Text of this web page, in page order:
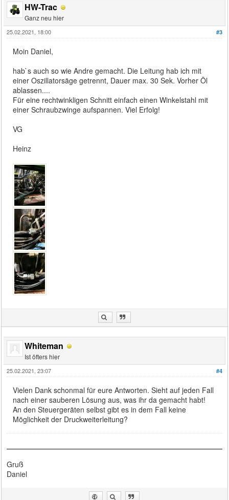
HW-Trac
Ganz neu hier
#3
25.02.2021, 18:00
Moin Daniel,
hab`s auch so wie Andre gemacht. Die Leitung hab ich mit
einer Oszillatorsäge getrennt, Dauer max. 30 Sek. Vorher Öl
ablassen....
Für eine rechtwinkligen Schnitt einfach einen Winkelstahl mit
einer Schraubzwinge aufspannen. Viel Erfolg!
VG
Heinz
Whiteman
Ist öfters hier
#4
25.02.2021, 23:07
Vielen Dank schonmal für eure Antworten. Sieht auf jeden Fall
nach einer sauberen Lösung aus, was ihr da gemacht habt!
An den Steuergeräten selbst gibt es in dem Fall keine
Möglichkeit der Druckweiterleitung?
Gruß
Daniel